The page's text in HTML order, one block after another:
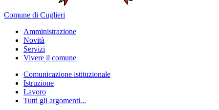
Comune di Cuglieri
Amministrazione
Novità
Servizi
Vivere il comune
Comunicazione istituzionale
Istruzione
Lavoro
Tutti gli argomenti...